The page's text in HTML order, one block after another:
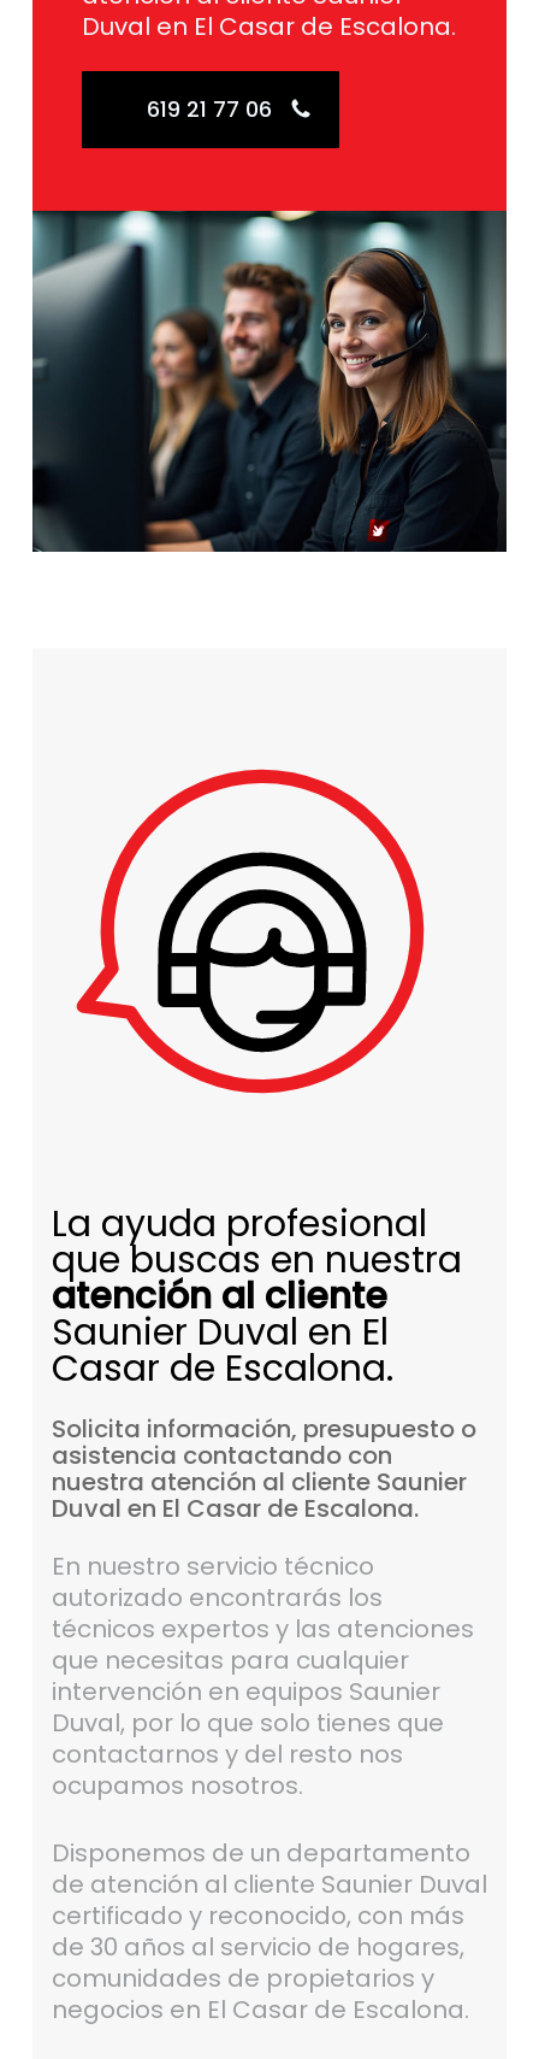
Duval en El Casar de Escalona.
619 21 77 06
La ayuda profesional
que buscas en nuestra
atención al cliente
Saunier Duval en El
Casar de Escalona.
Solicita información, presupuesto o
asistencia contactando con
nuestra atención al cliente Saunier
Duval en El Casar de Escalona.
En nuestro servicio técnico
autorizado encontrarás los
técnicos expertos y las atenciones
que necesitas para cualquier
intervención en equipos Saunier
Duval, por lo que solo tienes que
contactarnos y del resto nos
ocupamos nosotros.
Disponemos de un departamento
de atención al cliente Saunier Duval
certificado y reconocido, con más
de 30 años al servicio de hogares,
comunidades de propietarios y
negocios en El Casar de Escalona.